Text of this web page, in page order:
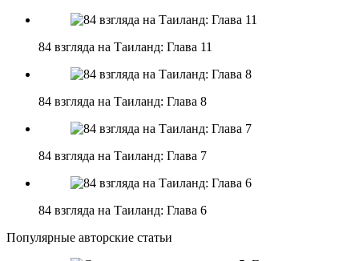
84 взгляда на Таиланд: Глава 11
84 взгляда на Таиланд: Глава 8
84 взгляда на Таиланд: Глава 7
84 взгляда на Таиланд: Глава 6
Популярные авторские статьи